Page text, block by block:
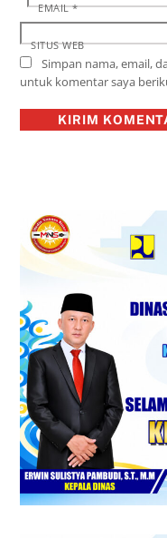
EMAIL*
SITUS WEB
Simpan nama, email,
untuk komentar saya